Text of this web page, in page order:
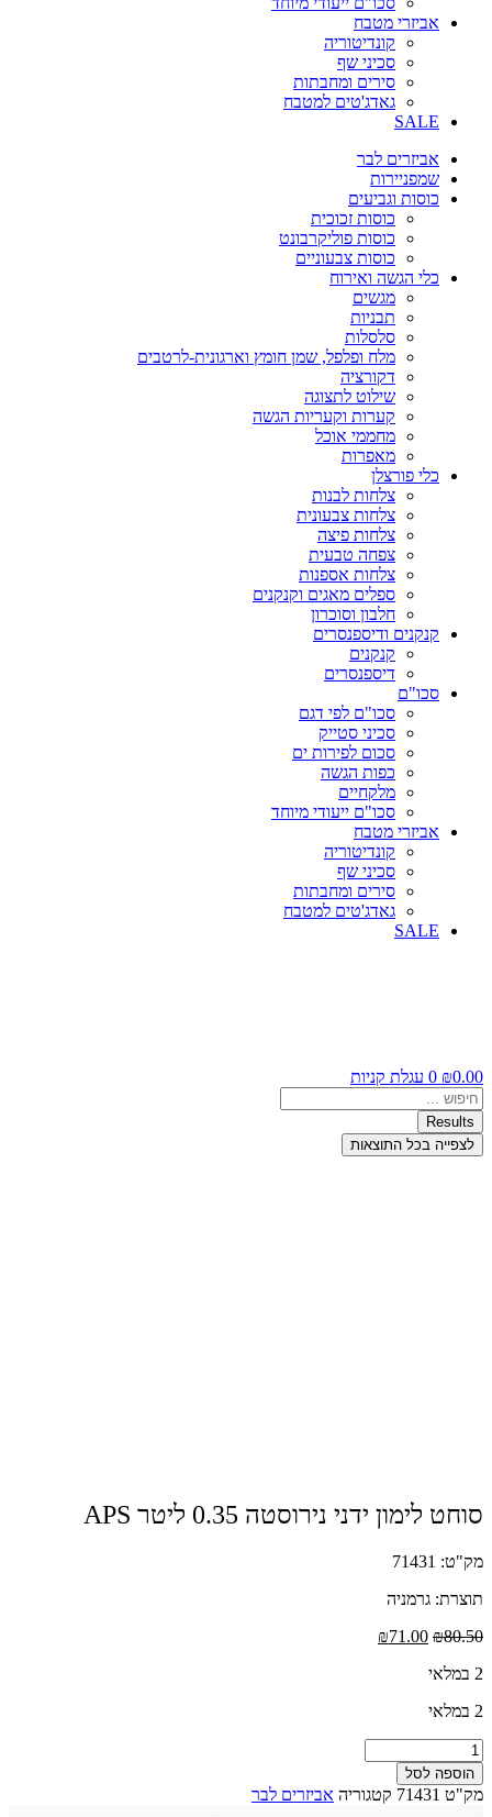
אביזרי מטבח
קונדיטוריה
סכיני שף
סירים ומחבתות
גאדג'טים למטבח
SALE
אביזרים לבר
שמפניירות
כוסות וגביעים
כוסות זכוכית
כוסות פוליקרבונט
כוסות צבעוניים
כלי הגשה ואירוח
מגשים
תבניות
סלסלות
מלח ופלפל, שמן חומץ וארגונית-לרטבים
דקורציה
שילוט לתצוגה
קערות וקעריות הגשה
מחממי אוכל
מאפרות
כלי פורצלן
צלחות לבנות
צלחות צבעונית
צלחות פיצה
צפחה טבעית
צלחות אספנות
ספלים מאגים וקנקנים
חלבון וסוכרון
קנקנים ודיספנסרים
קנקנים
דיספנסרים
סכו"ם
סכו"ם לפי דגם
סכיני סטייק
סכום לפירות ים
כפות הגשה
מלקחיים
סכו"ם ייעודי מיוחד
אביזרי מטבח
קונדיטוריה
סכיני שף
סירים ומחבתות
גאדג'טים למטבח
SALE
₪0.00
0 עגלת קניות
Search
...
Results
לצפייה בכל התוצאות
סוחט לימון ידני נירוסטה 0.35 ליטר APS
מק"ט: 71431
תוצרת: גרמניה
₪80.50
המחיר
היה:
₪71.00
2 במלאי
2 במלאי
כמות
של
סוחט
לימון
הוספה לסל
מק"ט 71431 קטגוריה אביזרים לבר